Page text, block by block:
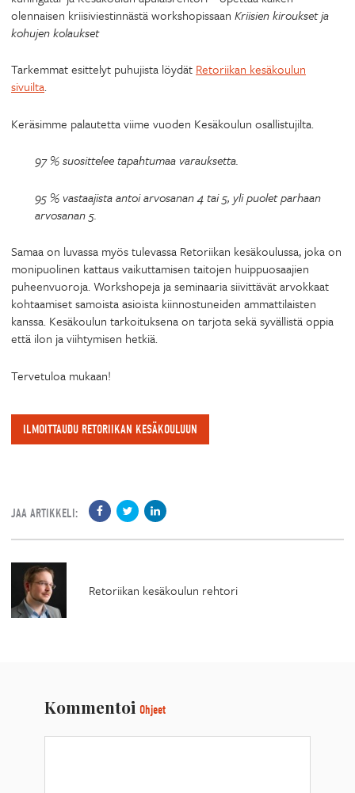
olennaisen kriisiviestinnästä workshopissaan Kriisien kiroukset ja
kohujen kolaukset
Tarkemmat esittelyt puhujista löydät Retoriikan kesäkoulun
sivuilta.
Keräsimme palautetta viime vuoden Kesäkoulun osallistujilta.
97 % suosittelee tapahtumaa varauksetta.
95 % vastaajista antoi arvosanan 4 tai 5, yli puolet parhaan
arvosanan 5.
Samaa on luvassa myös tulevassa Retoriikan kesäkoulussa, joka on
monipuolinen kattaus vaikuttamisen taitojen huippuosaajien
puheenvuoroja. Workshopeja ja seminaaria siivittävät arvokkaat
kohtaamiset samoista asioista kiinnostuneiden ammattilaisten
kanssa. Kesäkoulun tarkoituksena on tarjota sekä syvällistä oppia
että ilon ja viihtymisen hetkiä.
Tervetuloa mukaan!
ILMOITTAUDU RETORIIKAN KESÄKOULUUN
JAA ARTIKKELI:
Retoriikan kesäkoulun rehtori
Kommentoi Ohjeet